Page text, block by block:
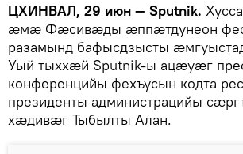
ЦХИНВАЛ, 29 июн — Sputnik.
æмæ Фæсивæды æппæтдунеон
разамынд бафысдзысты
Уый тыххæй Sputnik-ы ацæуæг
конференцийы фехъусын кодта
президенты администрацийы
хæдивæг Тыбылты Алан.